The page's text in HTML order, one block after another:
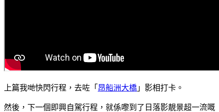
上篇我哋快閃行程，去咗「 昂船洲大橋 」影相打卡。
然後，下一個即興自駕行程，就係嚟到了日落影靚景超一流嘅